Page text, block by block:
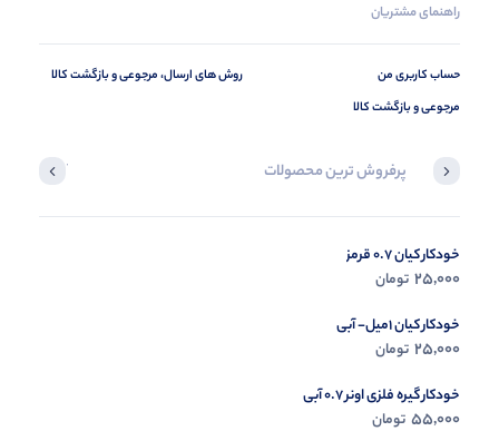
راهنمای مشتریان
حساب کاربری من
مرجوعی و بازگشت کالا
روش های ارسال، مرجوعی و بازگشت کالا
پرفروش ترین محصولات آخرین
خودکار کیان 0.7 قرمز
25,000 تومان
خودکار کیان 1میل- آبی
25,000 تومان
خودکار گیره فلزی اونر 0.7 آبی
55,000 تومان